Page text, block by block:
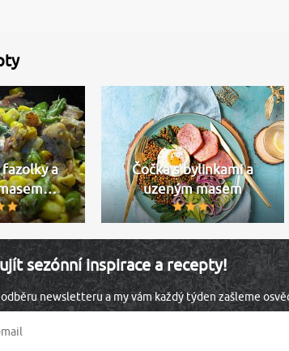
a
Čočka s bylinkami a
uzeným masem
sezónní inspirace a recepty!
newsletteru a my vám každý týden zašleme